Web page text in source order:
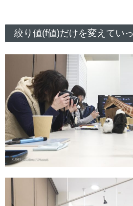
絞り値(f値)だけを変えてい